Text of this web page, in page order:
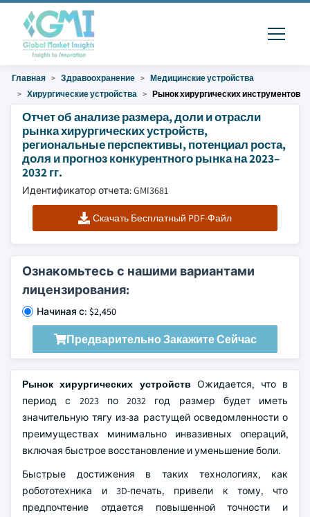
Главная Здравоохранение
Медицинские устройства
Хирургические устройства
Рынок хирургических инструментов
Отчет об анализе размера, доли и отрасли
рынка хирургических устройств,
региональные перспективы, потенциал роста,
доля и прогноз конкурентного рынка на 2023–
2032 гг.
Идентификатор отчета: GMI3681
Скачать Бесплатный PDF-Файл
Ознакомьтесь с нашими вариантами
лицензирования:
Начиная с: $2,450
Предварительно Закажите Сейчас
Рынок хирургических устройств Ожидается, что в
период с 2023 по 2032 год размер будет иметь
значительную тягу из-за растущей осведомленности о
преимуществах минимально инвазивных операций,
включая быстрое восстановление и уменьшение боли.
Быстрые достижения в таких технологиях, как
робототехника и 3D-печать, привели к тому, что
предпочтение отдается повышенной точности и